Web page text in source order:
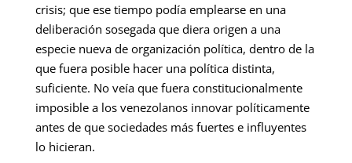
crisis; que ese tiempo podía emplearse en una
deliberación sosegada que diera origen a una
especie nueva de organización política, dentro de la
que fuera posible hacer una política distinta,
suficiente. No veía que fuera constitucionalmente
imposible a los venezolanos innovar políticamente
antes de que sociedades más fuertes e influyentes
lo hicieran.